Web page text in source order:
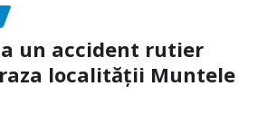
un accident rutier
localității Muntele